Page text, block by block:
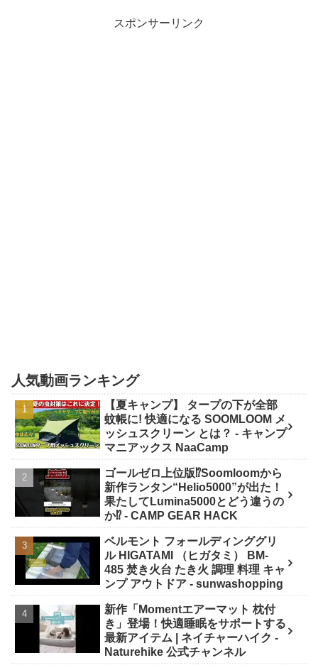
スポンサーリンク
人気動画ランキング
【夏キャンプ】 タープの下が全部
蚊帳に! 快適になる SOOMLOOM メ
ッシュスクリーン とは？ - キャンプ
マニアックス NaaCamp
ゴールゼロ上位版⁉️Soomloomから
新作ランタン“Helio5000”が出た！
果たしてLumina5000とどう違うの
か⁉️ - CAMP GEAR HACK
ベルモント フォールディンググリ
ル HIGATAMI （ヒガタミ） BM-
485 焚き火台 たき火 調理 料理 キャ
ンプ アウトドア - sunwashopping
新作「Momentエアーマット 枕付
き」登場！快適睡眠をサポートする
最新アイテム | ネイチャーハイク -
Naturehike 公式チャンネル